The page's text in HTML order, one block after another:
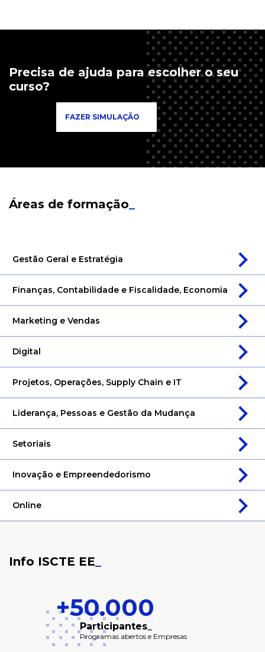
Precisa de ajuda para escolher o seu
curso?
FAZER SIMULAÇÃO
Áreas de formação
Gestão Geral e Estratégia
Finanças, Contabilidade e Fiscalidade, Economia
Marketing e Vendas
Digital
Projetos, Operações, Supply Chain e IT
Liderança, Pessoas e Gestão da Mudança
Setoriais
Inovação e Empreendedorismo
Online
Info ISCTE EE
+50.000
Participantes_
Programas abertos e Empresas